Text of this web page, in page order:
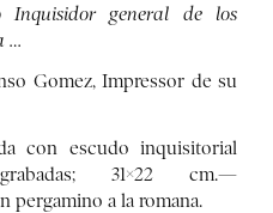
Inquisidorgeneral de los
…
Gomez, Impressor de su
con escudo inquisitorial
31×22 cm.—
pergamino a la romana.